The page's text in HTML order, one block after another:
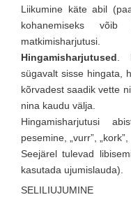
Liikumine käte abil
kohanemiseks
matkimisharjutusi.
Hingamisharjutused .
sügavalt sisse hingata,
kõrvadest saadik vette
nina kaudu välja.
Hingamisharjutusi
pesemine, „vurr”,
Seejärel tulevad
kasutada ujumislauda).
SELILIUJUMINE